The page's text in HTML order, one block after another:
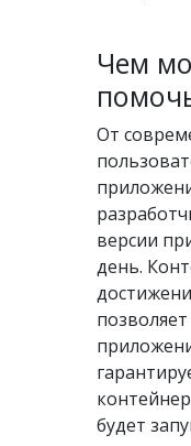
Чем
От
версии
день.
будет